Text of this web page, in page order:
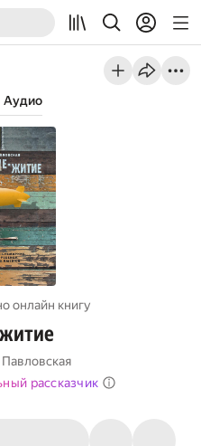
Аудио
онлайн книгу
рассказчик